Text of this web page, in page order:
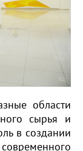
области
сырья и
в создании